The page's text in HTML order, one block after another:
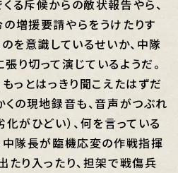
る斥候からの敵状報告やら、
増援要請やらをうけたりす
を意識しているせいか、中隊
り切って演じているようだ。
っとはっきり聞こえたはずだ
くの現地録音も、音声がつぶれ
がひどい）、何を言っている
中隊長が臨機応変の作戦指揮
たり入ったり、担架で戦傷兵